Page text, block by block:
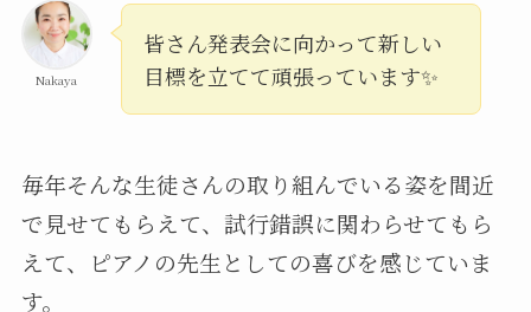
Nakaya
皆さん発表会に向かって新しい
目標を立てて頑張っています✨
毎年そんな生徒さんの取り組んでいる姿を間近
で見せてもらえて、試行錯誤に関わらせてもら
えて、ピアノの先生としての喜びを感じていま
す。